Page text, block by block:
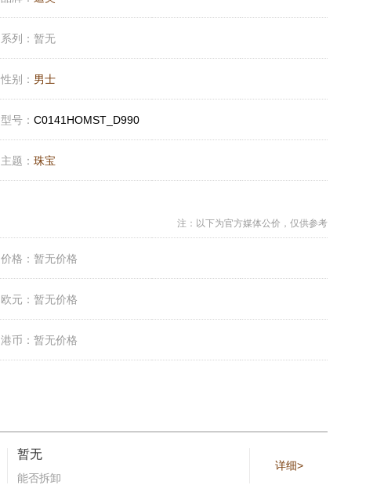
系列： 暂无
性别： 男士
型号： C0141HOMST_D990
主题： 珠宝
注：以下为官方媒体公价，仅供参考
价格： 暂无价格
欧元： 暂无价格
港币： 暂无价格
暂无
能否拆卸
详细>